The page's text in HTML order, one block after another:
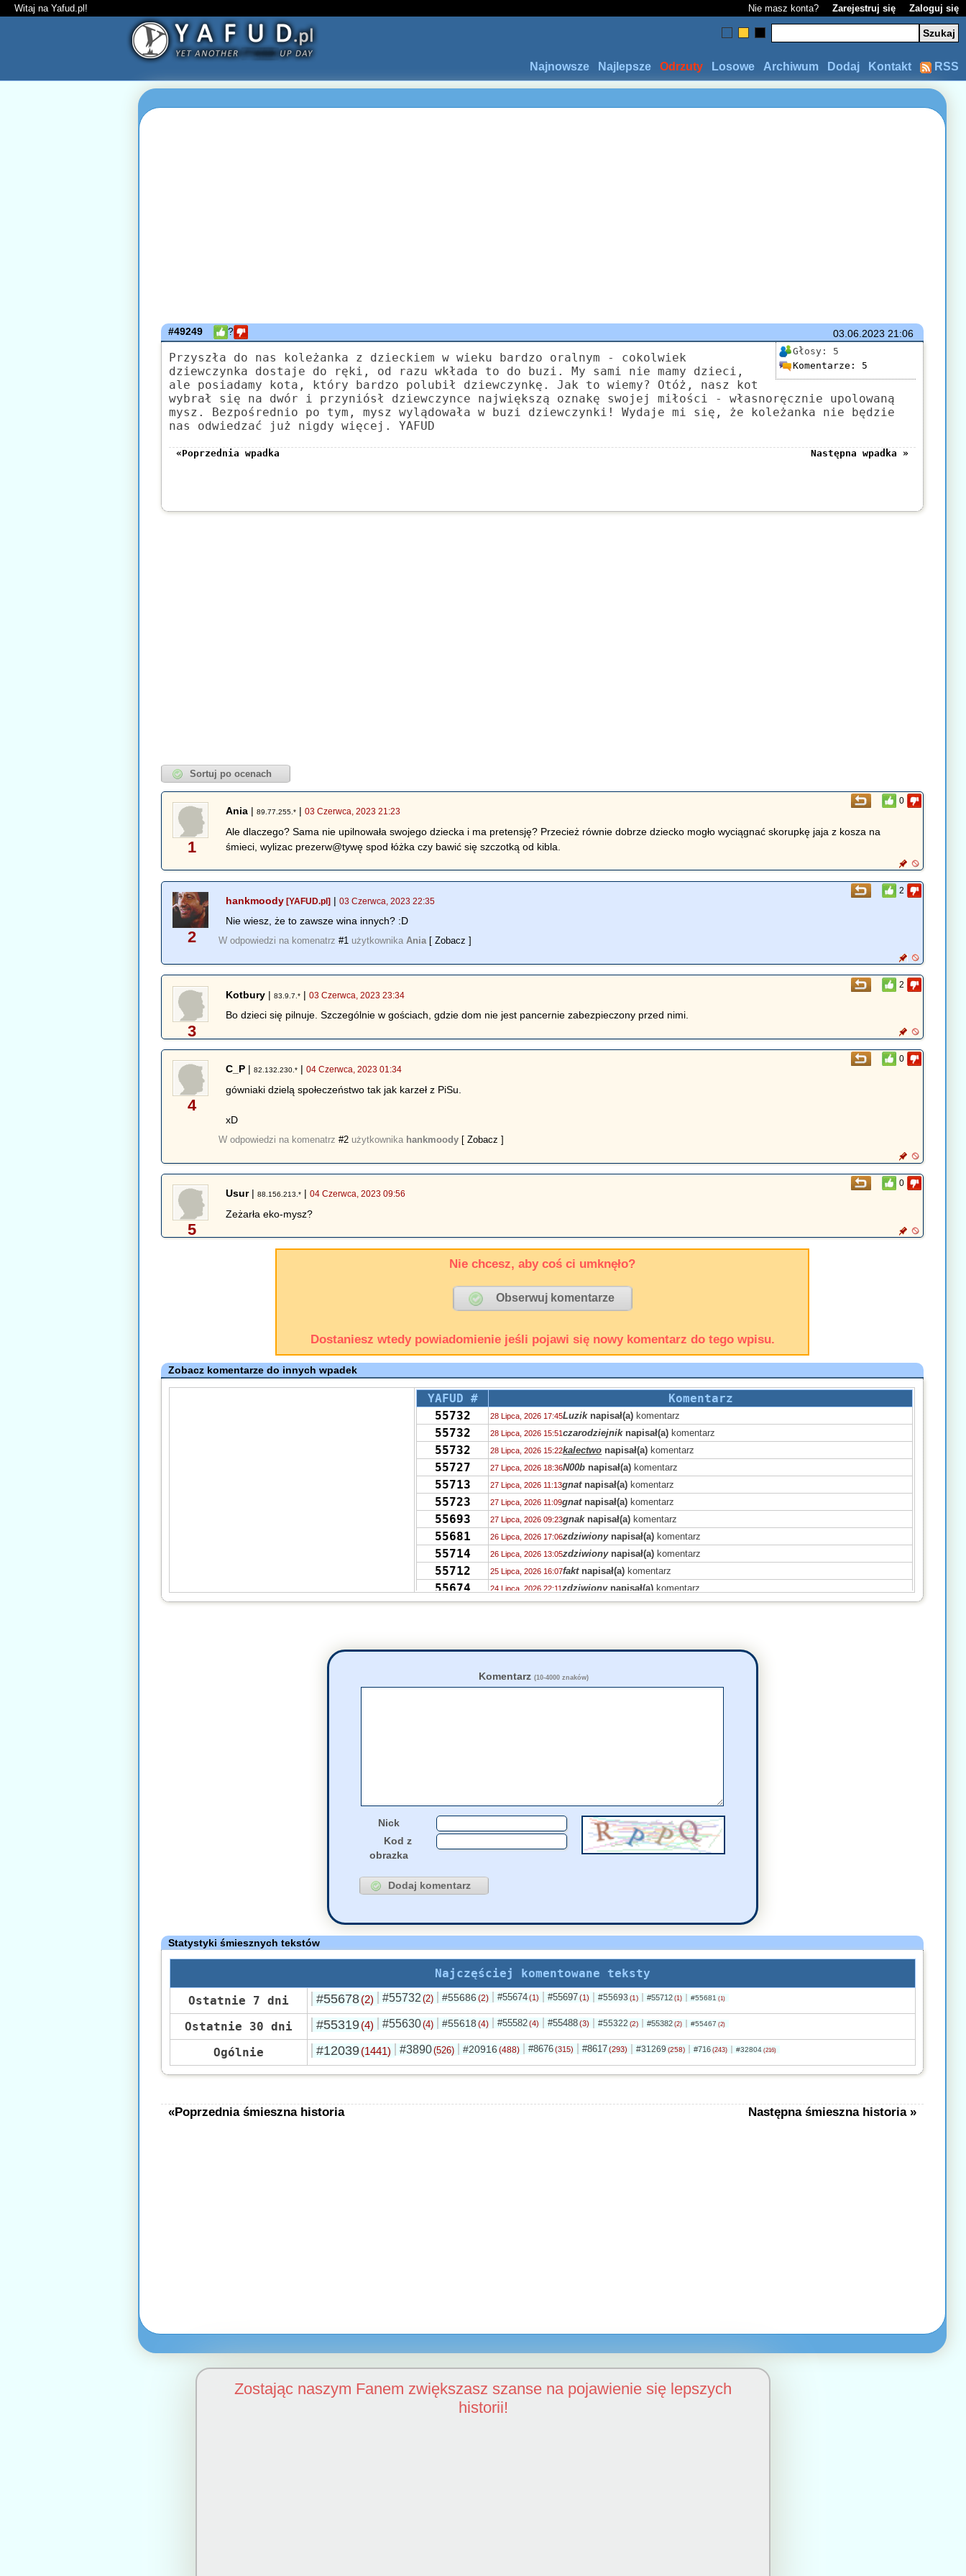
Witaj na Yafud.pl! Nie masz konta? Zarejestruj się Zaloguj się
RSS
Kontakt
Dodaj
Archiwum
Losowe
Odrzuty
Najlepsze
Najnowsze
03.06.2023 21:06
#49249 ?
Głosy: 5
Komentarze: 5
Przyszła do nas koleżanka z dzieckiem w wieku bardzo oralnym - cokolwiek
dziewczynka dostaje do ręki, od razu wkłada to do buzi. My sami nie mamy dzieci,
ale posiadamy kota, który bardzo polubił dziewczynkę. Jak to wiemy? Otóż, nasz kot
wybrał się na dwór i przyniósł dziewczynce największą oznakę swojej miłości - własnoręcznie upolowaną
mysz. Bezpośrednio po tym, mysz wylądowała w buzi dziewczynki! Wydaje mi się, że koleżanka nie będzie
nas odwiedzać już nigdy więcej. YAFUD
«Poprzednia wpadka Następna wpadka »
0
1
Ania |89.77.255.* |03 Czerwca, 2023 21:23
Ale dlaczego? Sama nie upilnowała swojego dziecka i ma pretensję? Przecież równie dobrze dziecko mogło wyciągnać skorupkę jaja z kosza na
śmieci, wylizac prezerw@tywę spod łóżka czy bawić się szczotką od kibla.
2
2
hankmoody [YAFUD.pl] |03 Czerwca, 2023 22:35
Nie wiesz, że to zawsze wina innych? :D
W odpowiedzi na komenatrz#1 użytkownikaAnia [ Zobacz ]
2
3
Kotbury |83.9.7.* |03 Czerwca, 2023 23:34
Bo dzieci się pilnuje. Szczególnie w gościach, gdzie dom nie jest pancernie zabezpieczony przed nimi.
0
4
C_P |82.132.230.* |04 Czerwca, 2023 01:34
gówniaki dzielą społeczeństwo tak jak karzeł z PiSu.
xD
W odpowiedzi na komenatrz#2 użytkownika hankmoody [ Zobacz ]
0
5
Usur|88.156.213.* |04 Czerwca, 2023 09:56
Zeżarła eko-mysz?
Nie chcesz, aby coś ci umknęło?
Dostaniesz wtedy powiadomienie jeśli pojawi się nowy komentarz do tego wpisu.
Zobacz komentarze do innych wpadek
YAFUD #
Komentarz
55732
28 Lipca, 2026 17:45Luziknapisał(a) komentarz
55732 28 Lipca, 2026 15:51czarodziejniknapisał(a) komentarz
55732 28 Lipca, 2026 15:22kalectwo napisał(a) komentarz
55727 27 Lipca, 2026 18:36N00b napisał(a) komentarz
55713 27 Lipca, 2026 11:13gnatnapisał(a) komentarz
55723 27 Lipca, 2026 11:09gnatnapisał(a) komentarz
55693 27 Lipca, 2026 09:23gnaknapisał(a) komentarz
55681 26 Lipca, 2026 17:06zdziwionynapisał(a) komentarz
55714 26 Lipca, 2026 13:05zdziwionynapisał(a) komentarz
55712 25 Lipca, 2026 16:07faktnapisał(a) komentarz
55674 24 Lipca, 2026 22:11zdziwionynapisał(a) komentarz
55697 24 Lipca, 2026 22:03zdziwionynapisał(a)komentarz
22 Lipca, 2026 22:58Tunnnapisał(a)
55678 pazbnapisał(a)komentarz
Komentarz (10-4000 znaków)
Nick
Kod z
obrazka
Statystyki śmiesznych tekstów
Najczęściej komentowane teksty
Ostatnie 7 dni
#55678 (2) #55732 (2) #55686 (2) #55674 (1) #55697 (1) #55693 (1) #55712 (1) #55681 (1)
Ostatnie 30 dni #55319 (4) #55630(4) #55618 (4) #55582 (4) #55488 (3) #55322 (2) #55382 (2) #55467 (2)
Ogólnie #12039 (1441) #3890(526) #20916 (488) #8676 (315) #8617 (293) #31269 (258) #716 (243) #32804 (216)
«Poprzednia śmieszna historia Następna śmieszna historia »
Zostając naszym Fanem zwiększasz szanse na pojawienie się lepszych
historii!